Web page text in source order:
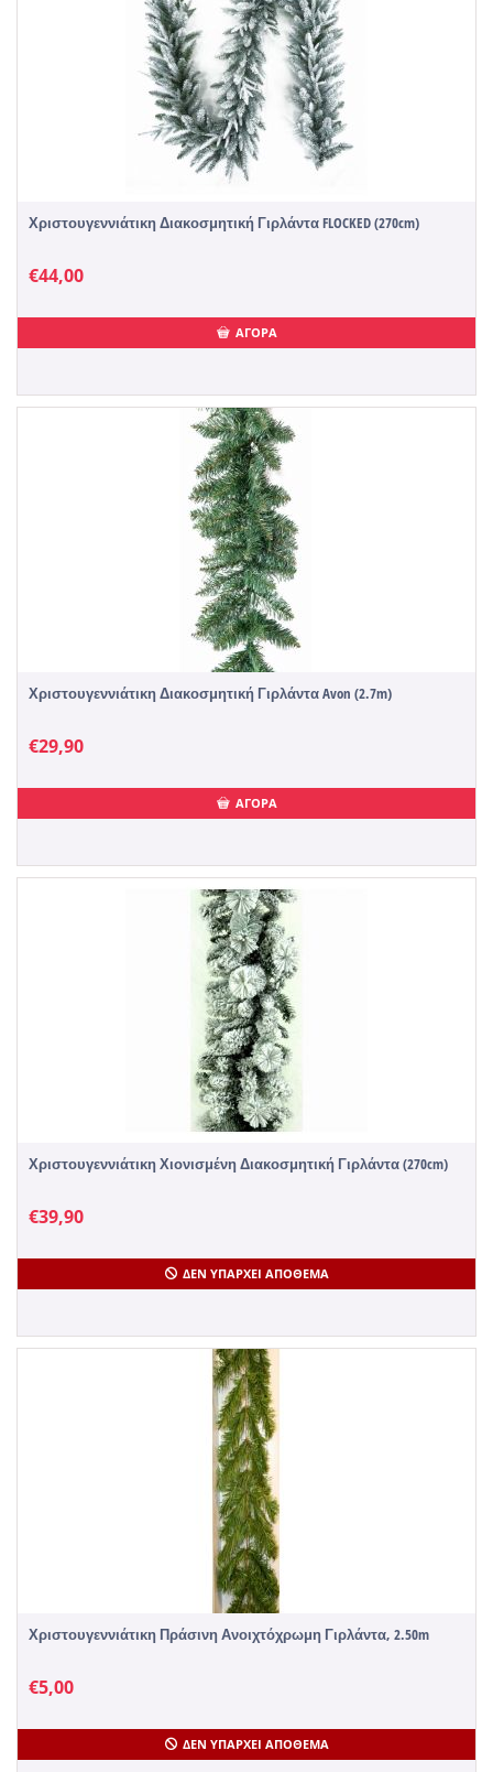
Χριστουγεννιάτικη Διακοσμητική Γιρλάντα FLOCKED (270cm)
€44,00
ΑΓΟΡΑ
Χριστουγεννιάτικη Διακοσμητική Γιρλάντα Avon (2.7m)
€29,90
ΑΓΟΡΑ
Χριστουγεννιάτικη Χιονισμένη Διακοσμητική Γιρλάντα (270cm)
€39,90
ΔΕΝ ΥΠΆΡΧΕΙ ΑΠΌΘΕΜΑ
Χριστουγεννιάτικη Πράσινη Ανοιχτόχρωμη Γιρλάντα, 2.50m
€5,00
ΔΕΝ ΥΠΆΡΧΕΙ ΑΠΌΘΕΜΑ